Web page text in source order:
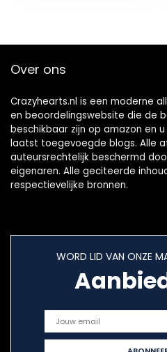
Over ons
Crazyhearts.nl is een moderne
en beoordelingswebsite die de
beschikbaar zijn op amazon en
laatst toegevoegde blogs. Alle
auteursrechtelijk beschermd
eigenaren. Alle geciteerde
respectievelijke bronnen.
WORD LID VAN ONZE